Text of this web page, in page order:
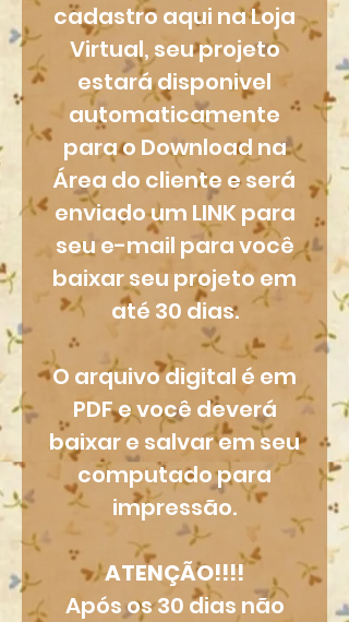
cadastro aqui na Loja
Virtual, seu projeto
estará disponivel
automaticamente
para o Download na
Área do cliente e será
enviado um LINK para
seu e-mail para você
baixar seu projeto em
até 30 dias.
O arquivo digital é em
PDF e você deverá
baixar e salvar em seu
computado para
impressão.
ATENÇÃO!!!!
Após os 30 dias não